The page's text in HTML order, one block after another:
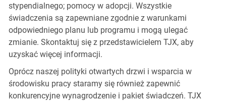
stypendialnego; pomocy w adopcji. Wszystkie
świadczenia są zapewniane zgodnie z warunkami
odpowiedniego planu lub programu i mogą ulegać
zmianie. Skontaktuj się z przedstawicielem TJX, aby
uzyskać więcej informacji.
Oprócz naszej polityki otwartych drzwi i wsparcia w
środowisku pracy staramy się również zapewnić
konkurencyjne wynagrodzenie i pakiet świadczeń. TJX